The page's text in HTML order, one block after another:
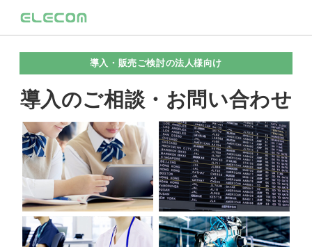
導入・販売ご検討の法人様向け
導入のご相談・お問い合わせ